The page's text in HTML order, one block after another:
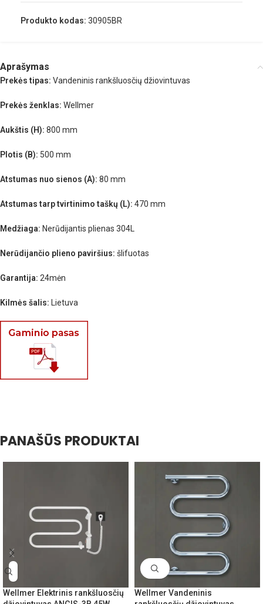
Produkto kodas: 30905BR
Aprašymas
Prekės tipas: Vandeninis rankšluosčių džiovintuvas
Prekės ženklas: Wellmer
Aukštis (H): 800 mm
Plotis (B): 500 mm
Atstumas nuo sienos (A): 80 mm
Atstumas tarp tvirtinimo taškų (L): 470 mm
Medžiaga: Nerūdijantis plienas 304L
Nerūdijančio plieno paviršius: šlifuotas
Garantija: 24mėn
Kilmės šalis: Lietuva
PANAŠŪS PRODUKTAI
Wellmer Elektrinis rankšluosčių
Wellmer Vandeninis